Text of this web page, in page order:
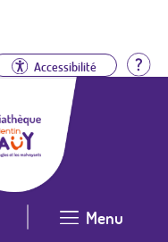
Accessibilité
Menu